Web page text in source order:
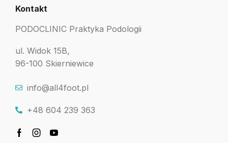
Kontakt
PODOCLINIC Praktyka Podologii
ul. Widok 15B,
96-100 Skierniewice
info@all4foot.pl
+48 604 239 363